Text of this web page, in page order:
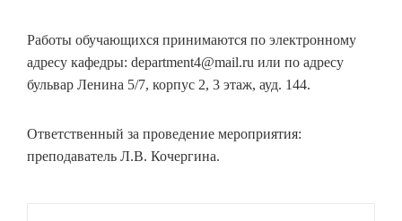
Работы обучающихся принимаются по электронному
адресу кафедры: department4@mail.ru или по адресу
бульвар Ленина 5/7, корпус 2, 3 этаж, ауд. 144.
Ответственный за проведение мероприятия:
преподаватель Л.В. Кочергина.